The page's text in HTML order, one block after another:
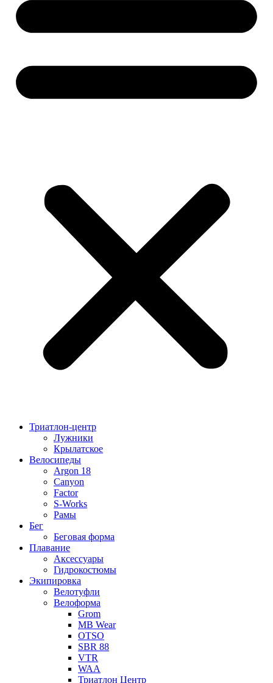
Триатлон-центр
Лужники
Крылатское
Велосипеды
Argon 18
Canyon
Factor
S-Works
Рамы
Бег
Беговая форма
Плавание
Аксессуары
Гидрокостюмы
Экипировка
Велотуфли
Велоформа
Grom
MB Wear
OTSO
SBR 88
VTR
WAA
Триатлон Центр